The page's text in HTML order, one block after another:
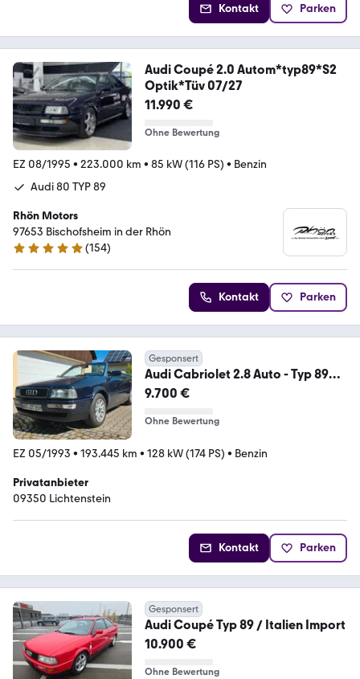
Kontakt Parken
Audi Coupé 2.0 Autom*typ89*S2
Optik*Tüv 07/27
11.990 €
Ohne Bewertung
EZ 08/1995 • 223.000 km • 85 kW (116 PS) • Benzin
Audi 80 TYP 89
Rhön Motors
97653 Bischofsheim in der Rhön
4.8 Sterne
(154)
Kontakt Parken
Gesponsert
Audi Cabriolet 2.8 Auto - Typ 89
mit H Kennzeichen
9.700 €
Ohne Bewertung
EZ 05/1993 • 193.445 km • 128 kW (174 PS) • Benzin
Privatanbieter
09350 Lichtenstein
Kontakt Parken
Gesponsert
Audi Coupé Typ 89 / Italien Import
10.900 €
Ohne Bewertung